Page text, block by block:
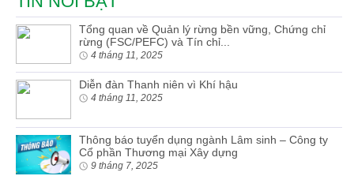
Tổng quan về Quản lý rừng bền vững, Chứng chỉ
rừng (FSC/PEFC) và Tín chỉ...
4 tháng 11, 2025
Diễn đàn Thanh niên vì Khí hậu
4 tháng 11, 2025
Thông báo tuyển dụng ngành Lâm sinh – Công ty
Cổ phần Thương mại Xây dựng
9 tháng 7, 2025